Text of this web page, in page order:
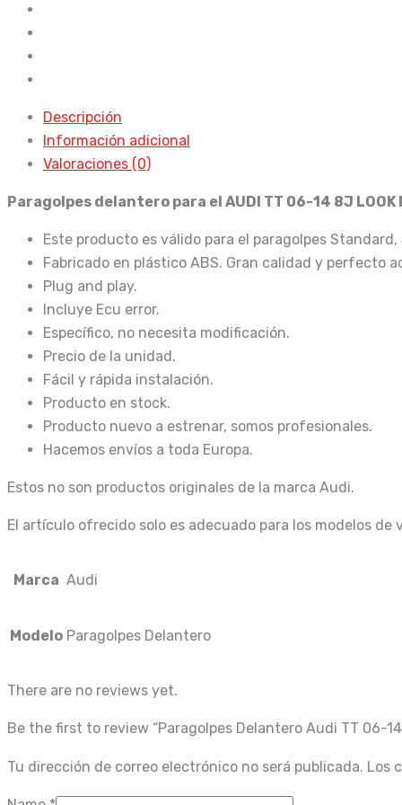
Look
Descripción
Información adicional
Valoraciones (0)
Paragolpes delantero para el AUDI TT 06-14 8J LOOK
Este producto es válido para el paragolpes Standard,
Fabricado en plástico ABS. Gran calidad y perfecto
Plug and play.
Incluye Ecu error.
Específico, no necesita modificación.
Precio de la unidad.
Fácil y rápida instalación.
Producto en stock.
Producto nuevo a estrenar, somos profesionales.
Hacemos envíos a toda Europa.
Estos no son productos originales de la marca Audi.
El artículo ofrecido solo es adecuado para los modelos de
Marca Audi
Modelo Paragolpes Delantero
There are no reviews yet.
Be the first to review “Paragolpes Delantero Audi TT 06-14
Tu dirección de correo electrónico no será publicada. Los